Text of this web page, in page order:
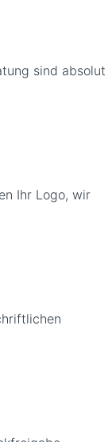
sind absolut
Ihr Logo, wir